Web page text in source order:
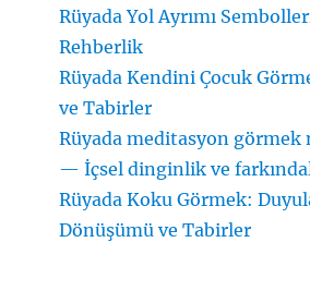
Rüyada Yol Ayrımı
Rehberlik
Rüyada Kendini Çocuk
ve Tabirler
Rüyada meditasyon görmek
— İçsel dinginlik ve
Rüyada Koku Görmek:
Dönüşümü ve Tabirler